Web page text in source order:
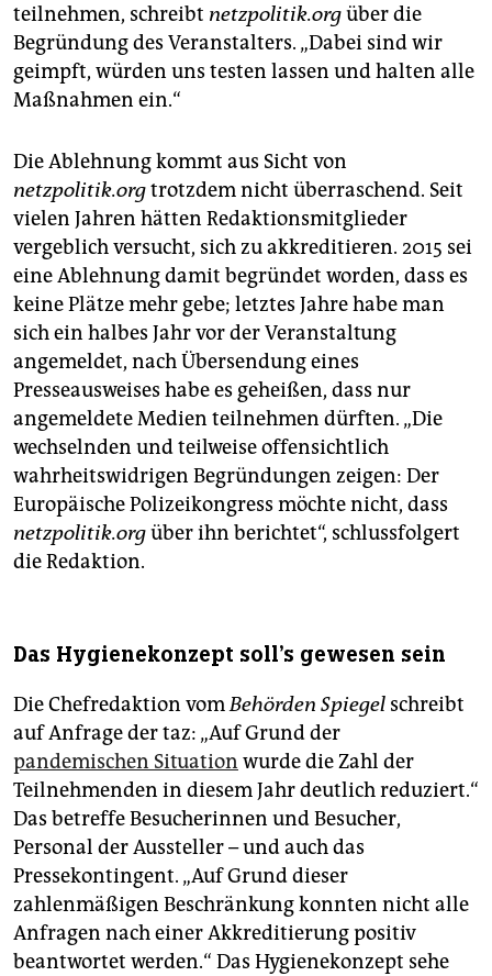
teilnehmen, schreibt netzpolitik.orgüber die
Begründung des Veranstalters. „Dabei sind wir
geimpft, würden uns testen lassen und halten alle
Maßnahmen ein.“
Die Ablehnung kommt aus Sicht von
netzpolitik.orgtrotzdem nicht überraschend. Seit
vielen Jahren hätten Redaktionsmitglieder
vergeblich versucht, sich zu akkreditieren. 2015 sei
eine Ablehnung damit begründet worden, dass es
keine Plätze mehr gebe; letztes Jahre habe man
sich ein halbes Jahr vor der Veranstaltung
angemeldet, nach Übersendung eines
Presseausweises habe es geheißen, dass nur
angemeldete Medien teilnehmen dürften. „Die
wechselnden und teilweise offensichtlich
wahrheitswidrigen Begründungen zeigen: Der
Europäische Polizeikongress möchte nicht, dass
netzpolitik.orgüber ihn berichtet“, schlussfolgert
die Redaktion.
Das Hygienekonzept soll's gewesen sein
Die Chefredaktion vomBehörden Spiegel schreibt
auf Anfrage der taz: „Auf Grund der
pandemischen Situation wurde die Zahl der
Teilnehmenden in diesem Jahr deutlich reduziert.“
Das betreffe Besucherinnen und Besucher,
Personal der Aussteller – und auch das
Pressekontingent. „Auf Grund dieser
zahlenmäßigen Beschränkung konnten nicht alle
Anfragen nach einer Akkreditierung positiv
beantwortet werden.“ Das Hygienekonzept sehe